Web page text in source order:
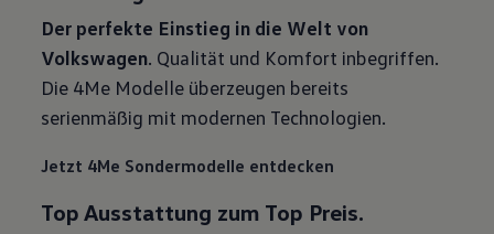
Der perfekte Einstieg in die Welt von
Volkswagen. Qualität und Komfort inbegriffen.
Die 4Me Modelle überzeugen bereits
serienmäßig mit modernen Technologien.
Jetzt 4Me Sondermodelle entdecken
Top Ausstattung zum Top Preis.